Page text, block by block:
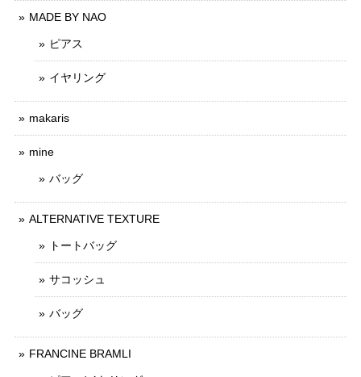
MADE BY NAO
ピアス
イヤリング
makaris
mine
バッグ
ALTERNATIVE TEXTURE
トートバッグ
サコッシュ
バッグ
FRANCINE BRAMLI